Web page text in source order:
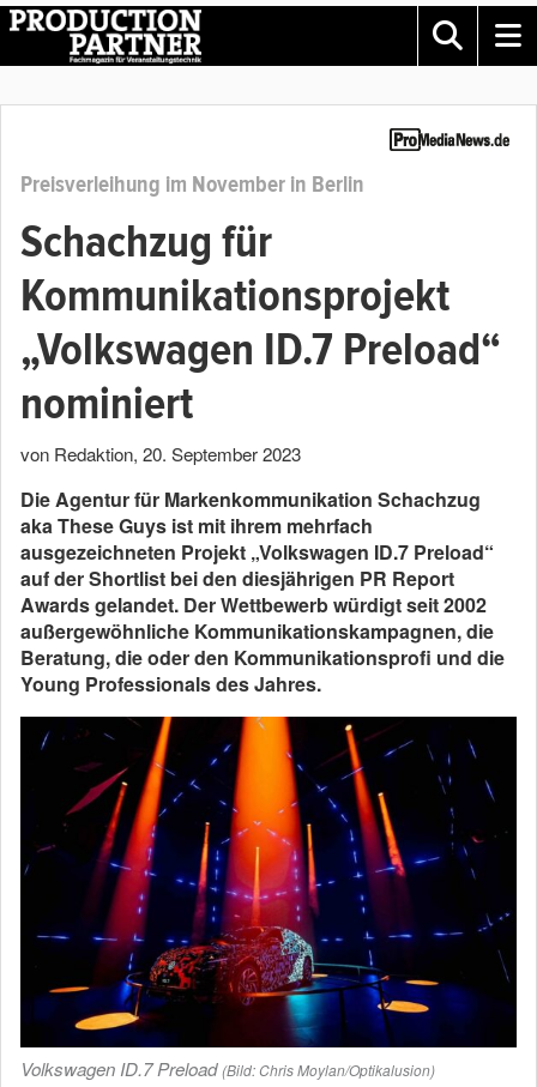
Preisverleihung im November in Berlin
Schachzug für
Kommunikationsprojekt
„Volkswagen ID.7 Preload“
nominiert
von Redaktion, 20. September 2023
Die Agentur für Markenkommunikation Schachzug
aka These Guys ist mit ihrem mehrfach
ausgezeichneten Projekt „Volkswagen ID.7 Preload“
auf der Shortlist bei den diesjährigen PR Report
Awards gelandet. Der Wettbewerb würdigt seit 2002
außergewöhnliche Kommunikationskampagnen, die
Beratung, die oder den Kommunikationsprofi und die
Young Professionals des Jahres.
Volkswagen ID.7 Preload (Bild: Chris Moylan/Optikalusion)